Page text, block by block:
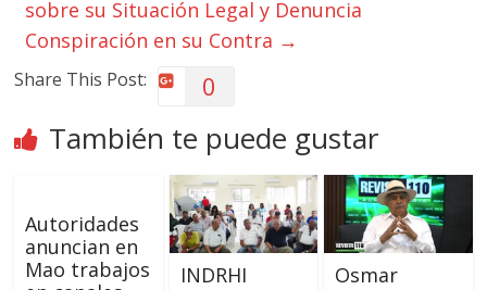
sobre su Situación Legal y Denuncia
Conspiración en su Contra →
Share This Post: 0
También te puede gustar
Autoridades
anuncian en
Mao trabajos
INDRHI
Osmar